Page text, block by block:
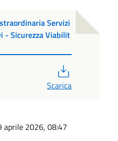
Servizi
- Sicurezza Viabilit
Scarica
aprile 2026, 08:47